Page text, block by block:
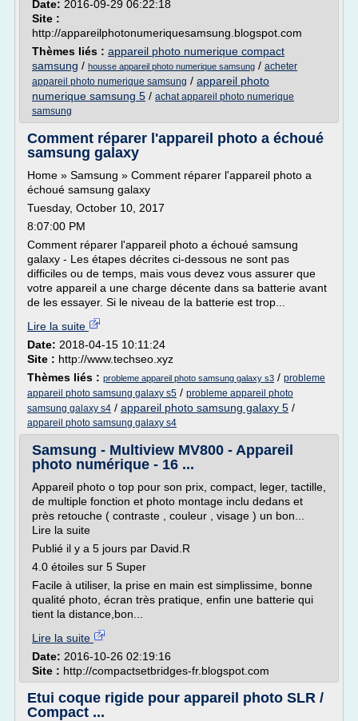
Date: 2016-09-29 06:22:18
Site :
http://appareilphotonumeriquesamsung.blogspot.com
Thèmes liés : appareil photo numerique compact
samsung / housse appareil photo numerique samsung / acheter
appareil photo numerique samsung / appareil photo
numerique samsung 5 / achat appareil photo numerique
samsung
Comment réparer l'appareil photo a échoué
samsung galaxy
Home » Samsung » Comment réparer l'appareil photo a
échoué samsung galaxy
Tuesday, October 10, 2017
8:07:00 PM
Comment réparer l'appareil photo a échoué samsung
galaxy - Les étapes décrites ci-dessous ne sont pas
difficiles ou de temps, mais vous devez vous assurer que
votre appareil a une charge décente dans sa batterie avant
de les essayer. Si le niveau de la batterie est trop...
Lire la suite
Date: 2018-04-15 10:11:24
Site : http://www.techseo.xyz
Thèmes liés : probleme appareil photo samsung galaxy s3 / probleme
appareil photo samsung galaxy s5 / probleme appareil photo
samsung galaxy s4 / appareil photo samsung galaxy 5 /
appareil photo samsung galaxy s4
Samsung - Multiview MV800 - Appareil
photo numérique - 16 ...
Appareil photo o top pour son prix, compact, leger, tactille,
de multiple fonction et photo montage inclu dedans et
près retouche ( contraste , couleur , visage ) un bon...
Lire la suite
Publié il y a 5 jours par David.R
4.0 étoiles sur 5 Super
Facile à utiliser, la prise en main est simplissime, bonne
qualité photo, écran très pratique, enfin une batterie qui
tient la distance,bon...
Lire la suite
Date: 2016-10-26 02:19:16
Site : http://compactsetbridges-fr.blogspot.com
Etui coque rigide pour appareil photo SLR /
Compact ...